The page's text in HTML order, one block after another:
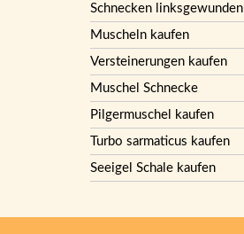
Schnecken linksgewunden
Muscheln kaufen
Versteinerungen kaufen
Muschel Schnecke
Pilgermuschel kaufen
Turbo sarmaticus kaufen
Seeigel Schale kaufen